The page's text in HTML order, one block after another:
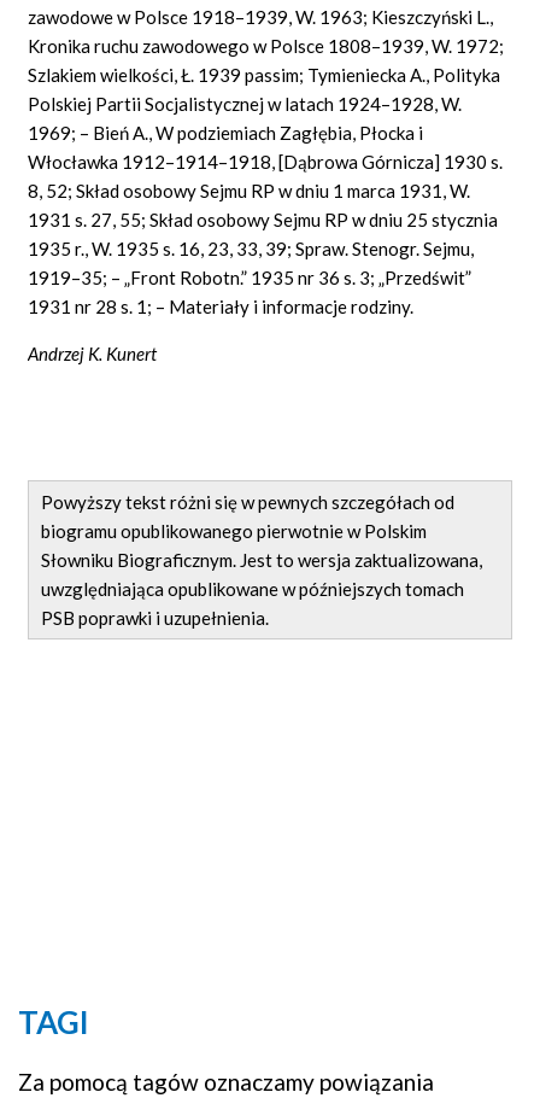
zawodowe w Polsce 1918–1939, W. 1963; Kieszczyński L.,
Kronika ruchu zawodowego w Polsce 1808–1939, W. 1972;
Szlakiem wielkości, Ł. 1939 passim; Tymieniecka A., Polityka
Polskiej Partii Socjalistycznej w latach 1924–1928, W.
1969; – Bień A., W podziemiach Zagłębia, Płocka i
Włocławka 1912–1914–1918, [Dąbrowa Górnicza] 1930 s.
8, 52; Skład osobowy Sejmu RP w dniu 1 marca 1931, W.
1931 s. 27, 55; Skład osobowy Sejmu RP w dniu 25 stycznia
1935 r., W. 1935 s. 16, 23, 33, 39; Spraw. Stenogr. Sejmu,
1919–35; – „Front Robotn.” 1935 nr 36 s. 3; „Przedświt”
1931 nr 28 s. 1; – Materiały i informacje rodziny.
Andrzej K. Kunert
Powyższy tekst różni się w pewnych szczegółach od
biogramu opublikowanego pierwotnie w Polskim
Słowniku Biograficznym. Jest to wersja zaktualizowana,
uwzględniająca opublikowane w późniejszych tomach
PSB poprawki i uzupełnienia.
TAGI
Za pomocą tagów oznaczamy powiązania